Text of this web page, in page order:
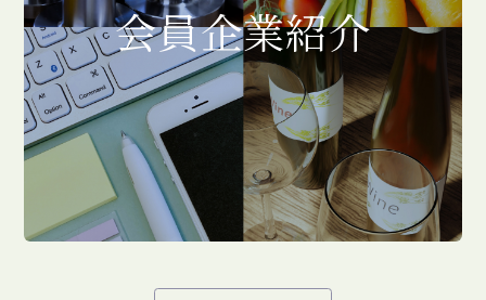
会員企業紹介